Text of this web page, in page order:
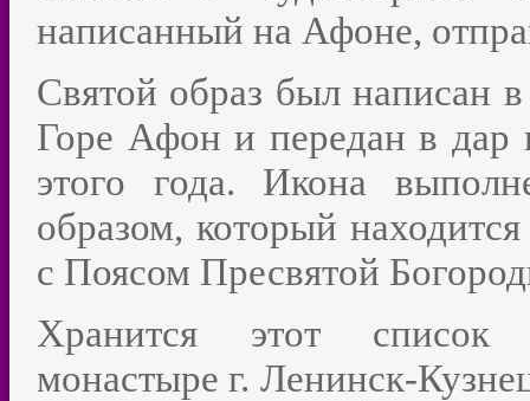
написанный на Афоне,
Святой образ был написан
Горе Афон и передан в дар
этого года. Икона
образом, который
с Поясом Пресвятой
Хранится этот список
монастыре г. Ленинск-